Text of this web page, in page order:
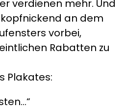
verdienen mehr. Und
an dem
vorbei,
Rabatten zu
Plakates: